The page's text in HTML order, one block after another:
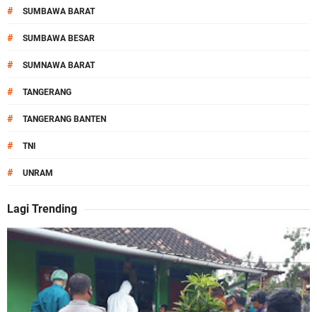
# SUMBAWA BARAT
# SUMBAWA BESAR
# SUMNAWA BARAT
# TANGERANG
# TANGERANG BANTEN
# TNI
# UNRAM
Lagi Trending